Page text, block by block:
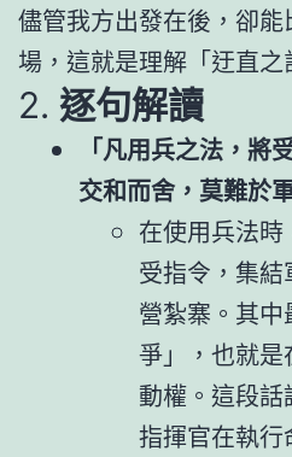
儘管我方出發在後，卻
場，這就是理解「迂直之
2. 逐句解讀
「凡用兵之法，將
交和而舍，莫難於軍
在使用兵法
受指令，集
營紮寨。其
爭」，也就是
動權。這段話
指揮官在執行